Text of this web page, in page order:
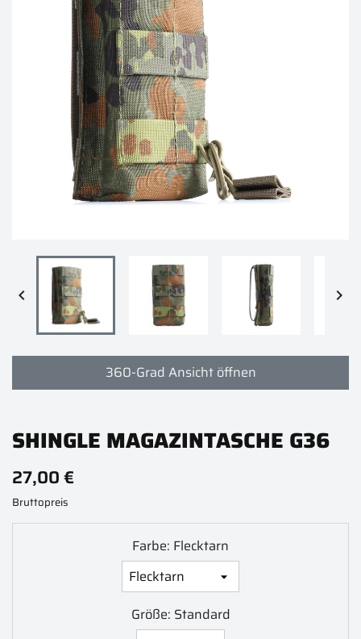
 
360-Grad Ansicht öffnen
SHINGLE MAGAZINTASCHE G36
27,00 €
Bruttopreis
Farbe: Flecktarn
Größe: Standard